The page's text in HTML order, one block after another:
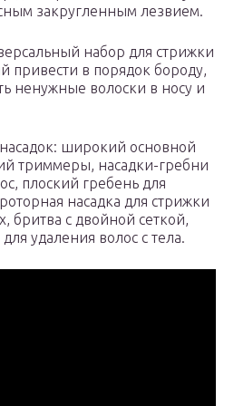
закругленным лезвием.
набор для стрижки
привести в порядок бороду,
ненужные волоски в носу и
широкий основной
триммеры, насадки-гребни
плоский гребень для
насадка для стрижки
бритва с двойной сеткой,
удаления волос с тела.